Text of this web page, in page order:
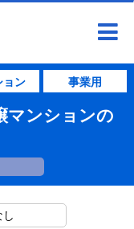
ョン 事業用
マンションの